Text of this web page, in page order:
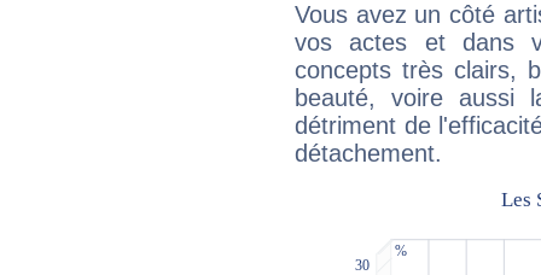
Vous avez un côté
vos actes et dans
concepts très clairs,
beauté, voire aussi
détriment de
détachement.